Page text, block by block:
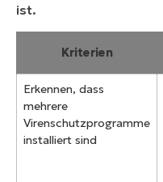
ist.
Kriterien
Erkennen, dass
mehrere
Virenschutzprogramme
installiert sind